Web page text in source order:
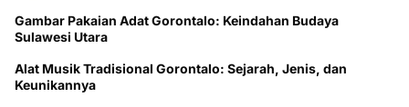
Gambar Pakaian Adat Gorontalo: Keindahan Budaya
Sulawesi Utara
Alat Musik Tradisional Gorontalo: Sejarah, Jenis, dan
Keunikannya